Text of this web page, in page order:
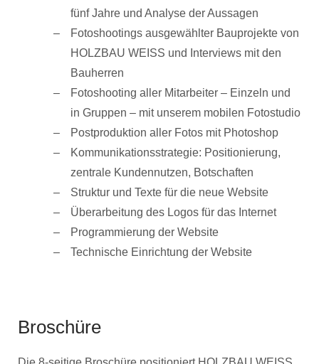
fünf Jahre und Analyse der Aussagen
Fotoshootings ausgewählter Bauprojekte von
HOLZBAU WEISS und Interviews mit den
Bauherren
Fotoshooting aller Mitarbeiter – Einzeln und
in Gruppen – mit unserem mobilen Fotostudio
Postproduktion aller Fotos mit Photoshop
Kommunikationsstrategie: Positionierung,
zentrale Kundennutzen, Botschaften
Struktur und Texte für die neue Website
Überarbeitung des Logos für das Internet
Programmierung der Website
Technische Einrichtung der Website
Broschüre